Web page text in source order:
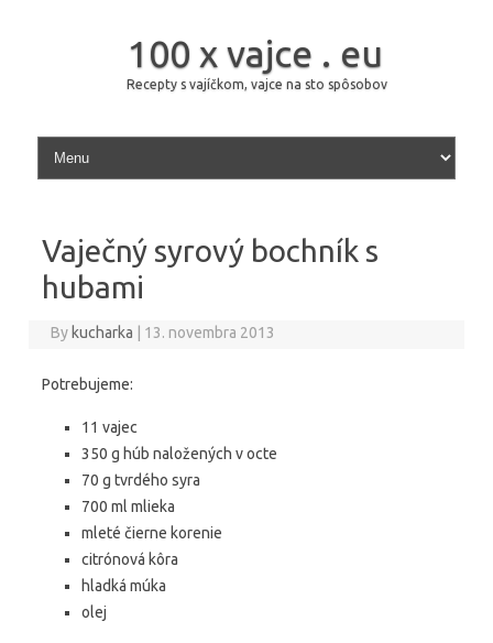
100 x vajce . eu
Recepty s vajíčkom, vajce na sto spôsobov
Skip to content
Vaječný syrový bochník s
hubami
By kucharka 13. novembra 2013
Potrebujeme:
11 vajec
350 g húb naložených v octe
70 g tvrdého syra
700 ml mlieka
mleté čierne korenie
citrónová kôra
hladká múka
olej